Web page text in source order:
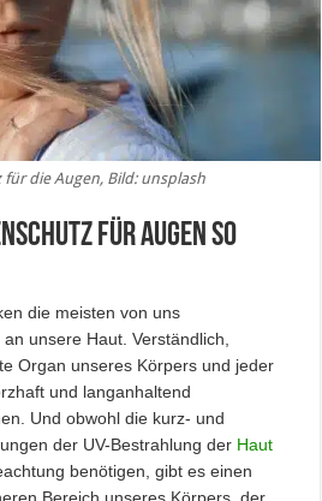
für die Augen, Bild: unsplash
für Augen so
die meisten von uns
unsere Haut. Verständlich,
Organ unseres Körpers und jeder
und langanhaltend
Und obwohl die kurz- und
der UV-Bestrahlung der Haut
benötigen, gibt es einen